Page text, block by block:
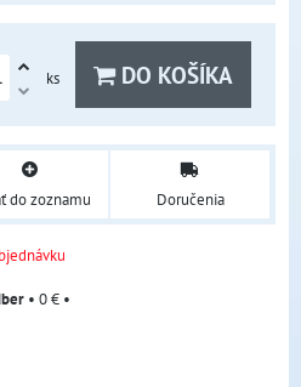
ks DO KOŠÍKA
do zoznamu Doručenia
• 0 € •